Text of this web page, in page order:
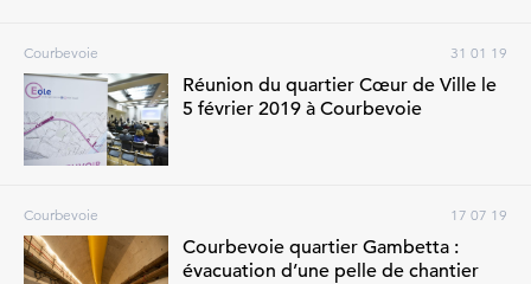
Courbevoie 31 01 19
Réunion du quartier Cœur de Ville le
5 février 2019 à Courbevoie
Courbevoie 17 07 19
Courbevoie quartier Gambetta :
évacuation d’une pelle de chantier